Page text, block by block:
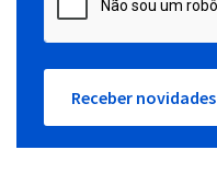
Receber novidades